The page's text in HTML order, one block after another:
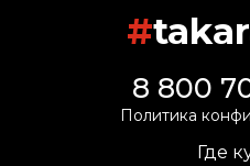
#
8 800
Политика
Где